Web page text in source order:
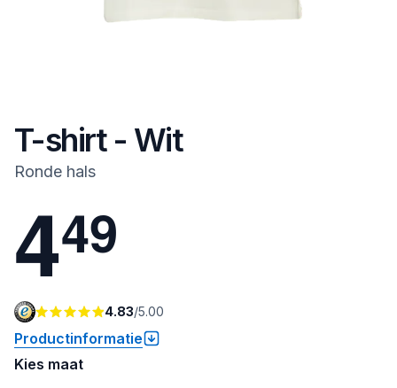
T-shirt - Wit
Ronde hals
449
4.83/5.00
Productinformatie
Kies maat